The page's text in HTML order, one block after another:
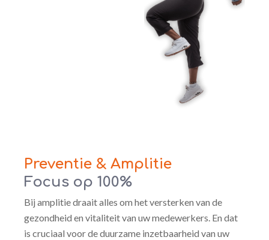
Preventie & Amplitie
Focus op 100%
Bij amplitie draait alles om het versterken van de
gezondheid en vitaliteit van uw medewerkers. En dat
is cruciaal voor de duurzame inzetbaarheid van uw